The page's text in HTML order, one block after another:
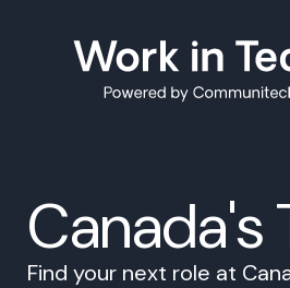
Canada's
Find your next role at